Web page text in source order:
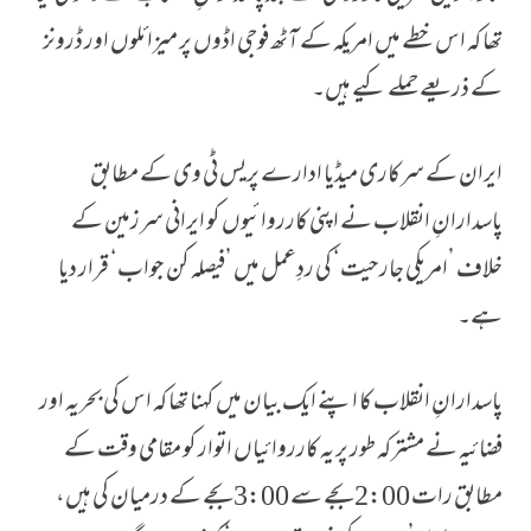
تھا کہ اس خطے میں امریکہ کے آٹھ فوجی اڈوں پر میزائلوں اور ڈرونز
کے ذریعے حملے کیے ہیں۔
ایران کے سرکاری میڈیا ادارے پریس ٹی وی کے مطابق
پاسدارانِ انقلاب نے اپنی کارروائیوں کو ایرانی سرزمین کے
خلاف ’امریکی جارحیت‘ کی ردِعمل میں ’فیصلہ کن جواب‘ قرار دیا
ہے۔
پاسدارانِ انقلاب کا اپنے ایک بیان میں کہنا تھا کہ اس کی بحریہ اور
فضائیہ نے مشترکہ طور پر یہ کارروائیاں اتوار کو مقامی وقت کے
مطابق رات 2:00 بجے سے 3:00 بجے کے درمیان کی ہیں،